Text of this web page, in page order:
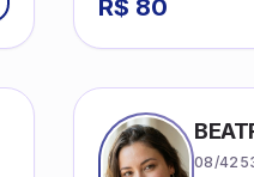
R$ 80
08/